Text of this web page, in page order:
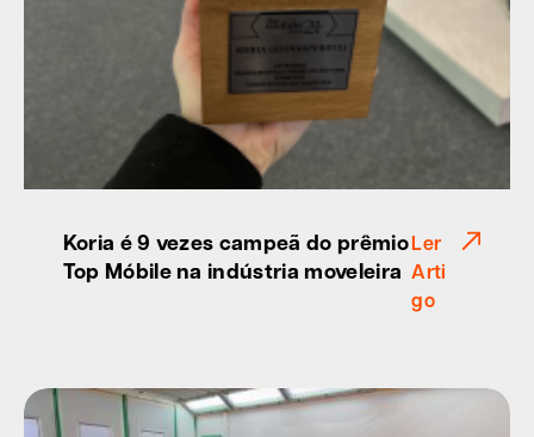
Koria é 9 vezes campeã do prêmio
Top Móbile na indústria moveleira
Ler
Arti
go